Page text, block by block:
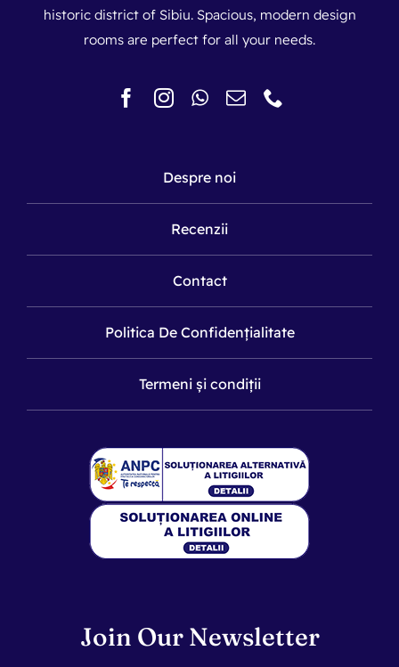
historic district of Sibiu. Spacious, modern design
rooms are perfect for all your needs.
Despre noi
Recenzii
Contact
Politica De Confidențialitate
Termeni și condiții
Join Our Newsletter